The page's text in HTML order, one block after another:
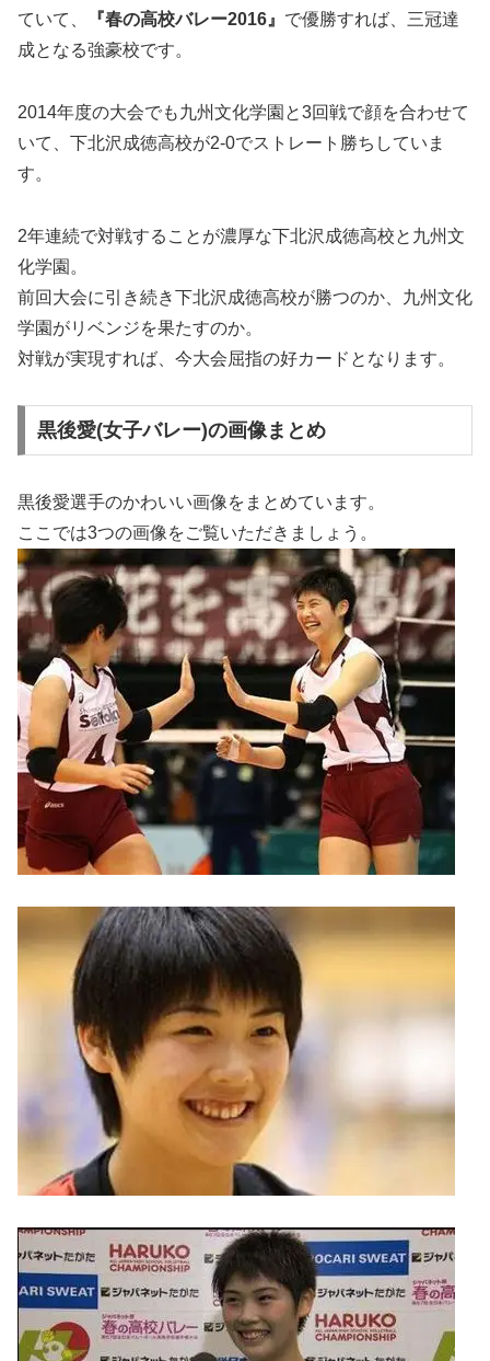
ていて、
『春の高校バレー2016』 で優勝すれば、 三冠達
成となる強豪校です。
2014年度の大会でも九州文化学園と3回戦で顔を合わせて
いて、下北沢成徳高校が2-0でストレート勝ちしていま
す。
2年連続で対戦することが濃厚な下北沢成徳高校と九州文
化学園。
前回大会に引き続き下北沢成徳高校が勝つのか、九州文化
学園がリベンジを果たすのか。
対戦が実現すれば、今大会屈指の好カードとなります。
黒後愛(女子バレー)の画像まとめ
黒後愛選手のかわいい画像をまとめています。
ここでは3つの画像をご覧いただきましょう。